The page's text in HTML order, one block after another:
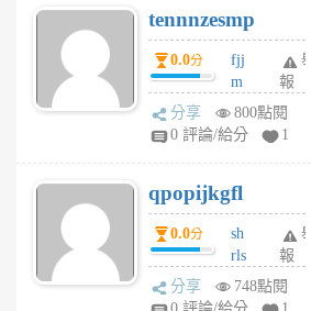
6
個
月
前
tennnzesmp
0.0分
fjj
m
w
rs
6
個
月
前
舉
報
分享
800點閱
0 評論/給分
1
qpopijkgfl
0.0分
sh
rls
k
m
舉
報
分享
748點閱